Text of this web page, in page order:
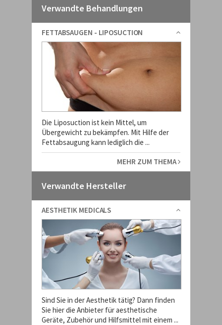
Verwandte Behandlungen
FETTABSAUGEN - LIPOSUCTION
Die Liposuction ist kein Mittel, um
Übergewicht zu bekämpfen. Mit Hilfe der
Fettabsaugung kann lediglich die ...
MEHR ZUM THEMA
Verwandte Hersteller
AESTHETIK MEDICALS
Sind Sie in der Aesthetik tätig? Dann finden
Sie hier die Anbieter für aesthetische
Geräte, Zubehör und Hilfsmittel mit einem ...